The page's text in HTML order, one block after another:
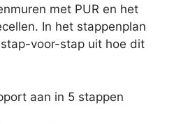
met PUR en het
In het stappenplan
voor-stap uit hoe dit
aan in 5 stappen